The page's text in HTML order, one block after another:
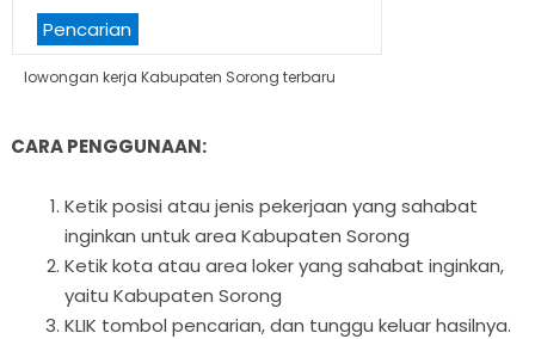
Pencarian
lowongan kerja Kabupaten Sorong terbaru
CARA PENGGUNAAN:
Ketik posisi atau jenis pekerjaan yang sahabat
inginkan untuk area Kabupaten Sorong
Ketik kota atau area loker yang sahabat inginkan,
yaitu Kabupaten Sorong
KLIK tombol pencarian, dan tunggu keluar hasilnya.